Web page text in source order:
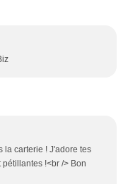
la carterie ! J'adore tes
!<br /> Bon